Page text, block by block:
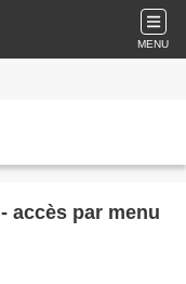
MENU
accès par menu